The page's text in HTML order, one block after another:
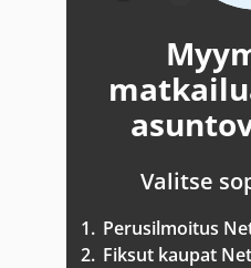
Valitse
1. Perusilmoitus
2. Fiksut kaupat